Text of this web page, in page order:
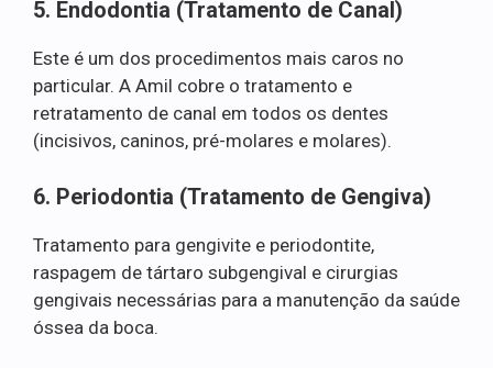
5. Endodontia (Tratamento de Canal)
Este é um dos procedimentos mais caros no
particular. A Amil cobre o tratamento e
retratamento de canal em todos os dentes
(incisivos, caninos, pré-molares e molares).
6. Periodontia (Tratamento de Gengiva)
Tratamento para gengivite e periodontite,
raspagem de tártaro subgengival e cirurgias
gengivais necessárias para a manutenção da saúde
óssea da boca.